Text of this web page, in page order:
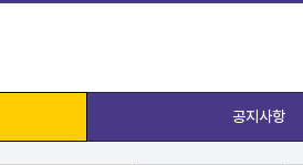
공지사항